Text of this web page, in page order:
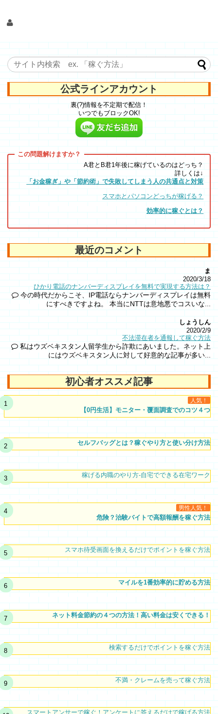
公式ラインアカウント
裏(?)情報を不定期で配信！
いつでもブロックOK!
A君とB君1年後に稼げているのはどっち？
詳しくは↓
「お金稼ぎ」や「節約術」で失敗してしまう人の共通点と対策
スマホとパソコンどっちが稼げる？
効率的に稼ぐとは？
最近のコメント
ま
2020/3/18
ひかり電話のナンバーディスプレイを無料で実現する方法は？
今の時代だからこそ、IP電話ならナンバーディスプレイは無料
にすべきですよね。 本当にNTTは意地悪でコスいな...
しょうしん
2020/2/9
不法滞在者を通報して稼ぐ方法
私はウズベキスタン人留学生から詐欺にあいました。ネット上
にはウズベキスタン人に対して好意的な記事が多い...
初心者オススメ記事
人気！
【0円生活】モニター・覆面調査でのコツ４つ
セルフバッグとは？稼ぐやり方と使い分け方法
稼げる内職のやり方-自宅でできる在宅ワーク
男性人気！
危険？治験バイトで高額報酬を稼ぐ方法
スマホ待受画面を換えるだけでポイントを稼ぐ方法
マイルを1番効率的に貯める方法
ネット料金節約の４つの方法！高い料金は安くできる！
検索するだけでポイントを稼ぐ方法
不満・クレームを売って稼ぐ方法
スマートアンサーで稼ぐ！アンケートに答えるだけで稼げる方法